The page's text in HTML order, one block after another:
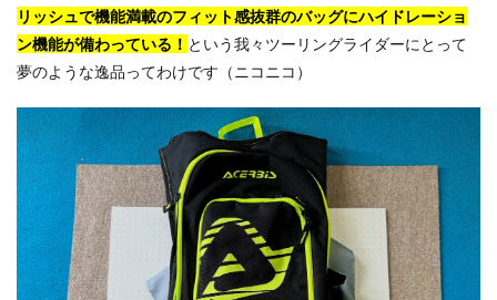
リッシュで機能満載のフィット感抜群のバッグにハイドレーショ
ン機能が備わっている！ という我々ツーリングライダーにとって
夢のような逸品ってわけです（ニコニコ）